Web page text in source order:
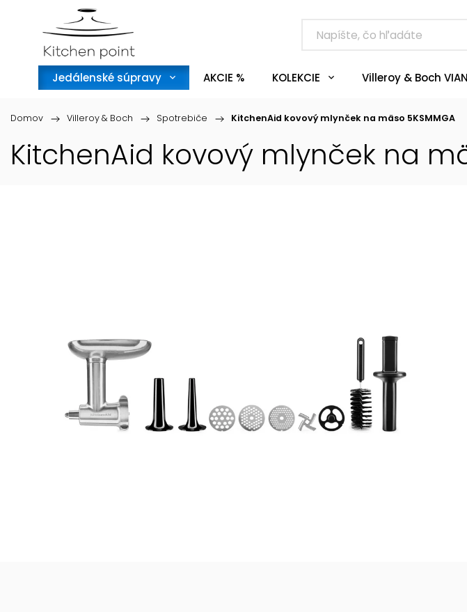
Jedálenské súpravy AKCIE % KOLEKCIE Villeroy & Boch
Domov / Villeroy & Boch / Spotrebiče / KitchenAid kovový mlynček na mäso 5KSMMGA
KitchenAid kovový mlynček na